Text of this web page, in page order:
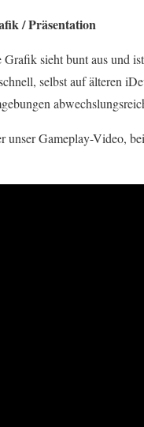
/ Präsentation
Grafik sieht bunt aus und
selbst auf älteren
unser Gameplay-Video,